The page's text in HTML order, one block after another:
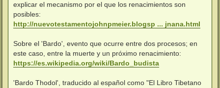
explicar el mecanismo por el que los renacimientos son
posibles:
http://nuevotestamentojohnpmeier.blogsp ... jnana.html
Sobre el 'Bardo', evento que ocurre entre dos procesos; en
este caso, entre la muerte y un próximo renacimiento:
https://es.wikipedia.org/wiki/Bardo_budista
'Bardo Thodol', traducido al español como "El Libro Tibetano